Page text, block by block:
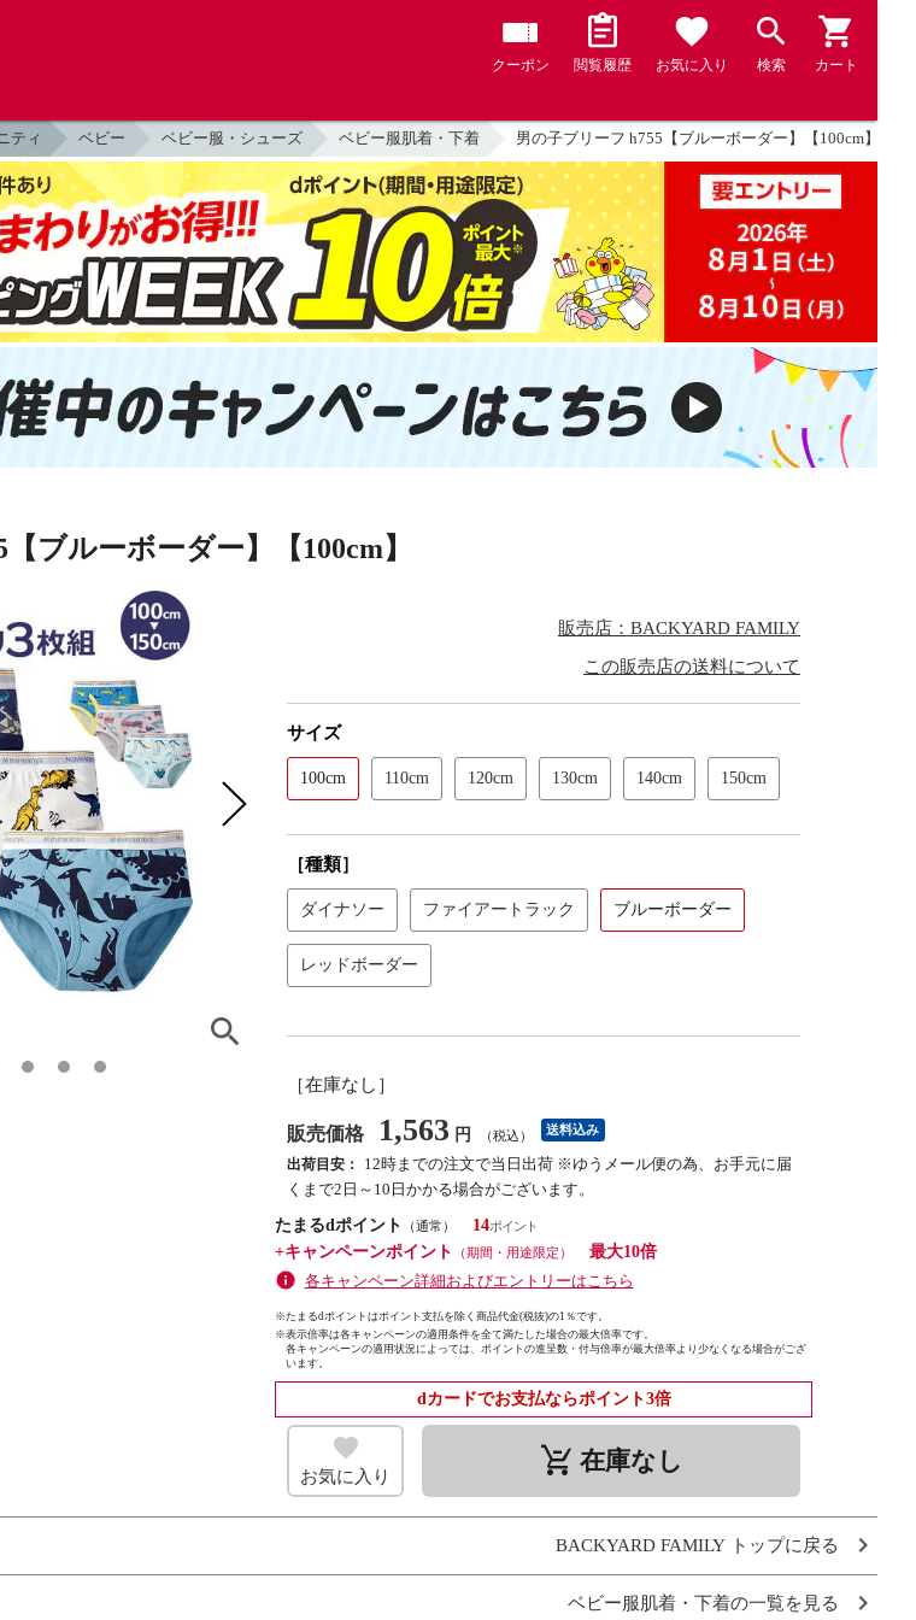
クーポン 閲覧履歴 お気に入り 検索 カート
ティ ベビー ベビー服・シューズ ベビー服肌着・下着 男の子ブリーフ h755【ブルーボーダー】【100cm】
ブルーボーダー】【100cm】
販売店：BACKYARD FAMILY
この販売店の送料について
サイズ
100cm 110cm 120cm 130cm 140cm 150cm
［種類］
ダイナソー ファイアートラック ブルーボーダー
レッドボーダー
［在庫なし］
販売価格 1,563 円 （税込） 送料込み
出荷目安：
12時までの注文で当日出荷 ※ゆうメール便の為、お手元に届
くまで2日～10日かかる場合がございます。
たまるdポイント
（通常）
14
+キャンペーンポイント
（期間・用途限定）
最大10倍
各キャンペーン詳細およびエントリーはこちら
※たまるdポイントはポイント支払を除く商品代金(税抜)の1％です。
※表示倍率は各キャンペーンの適用条件を全て満たした場合の最大倍率です。
各キャンペーンの適用状況によっては、ポイントの進呈数・付与倍率が最大倍率より少なくなる場合がござ
います。
dカードでお支払ならポイント3倍
お気に入り remove_shopping_cart 在庫なし
BACKYARD FAMILY トップに戻る
ベビー服肌着・下着の一覧を見る